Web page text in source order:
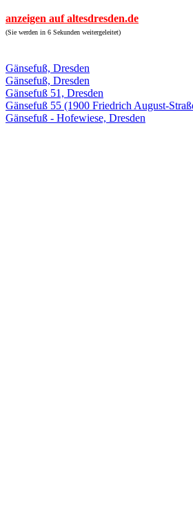
anzeigen auf altesdresden.de
(Sie werden in 6 Sekunden weitergeleitet)
Gänsefuß, Dresden
Gänsefuß, Dresden
Gänsefuß 51, Dresden
Gänsefuß 55 (1900 Friedrich August-
Gänsefuß - Hofewiese, Dresden